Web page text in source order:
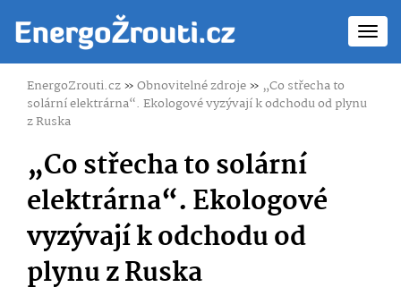
EnergoZrouti.cz»Obnovitelné zdroje» „Co střecha to
solární elektrárna“. Ekologové vyzývají k odchodu od plynu
z Ruska
„Co střecha to solární
elektrárna“. Ekologové
vyzývají k odchodu od
plynu z Ruska